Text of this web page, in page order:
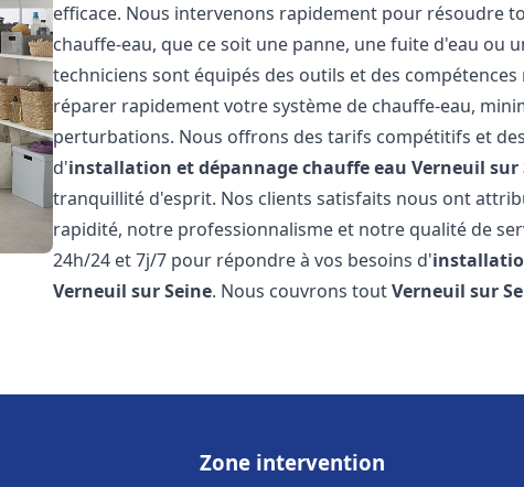
efficace. Nous intervenons rapidement pour résoudre
chauffe-eau, que ce soit une panne, une fuite d'eau ou
techniciens sont équipés des outils et des
réparer rapidement votre système de chauffe-eau,
perturbations. Nous offrons des tarifs compétitifs et
d'installation et dépannage chauffe eau Verneuil sur
tranquillité d'esprit. Nos clients satisfaits nous ont
rapidité, notre professionnalisme et notre qualité de
24h/24 et 7j/7 pour répondre à vos besoins d'
Verneuil sur Seine. Nous couvrons toutVerneuil sur
Zone intervention